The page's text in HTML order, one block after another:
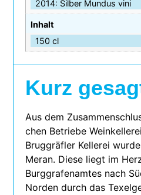
2014: Silber Mundus vini
Inhalt
150 cl
Kurz
Aus dem
chen Betriebe
Bruggräfler Kellerei
Meran. Diese liegt im
Burggrafenamtes nach
Norden durch das